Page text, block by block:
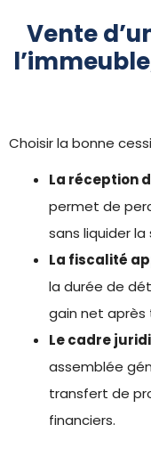
Vente
Choisir la bonne
La réception
permet de
sans liquider
La fiscalité
la durée de
gain net après
Le cadre
assemblée
transfert de
financiers.